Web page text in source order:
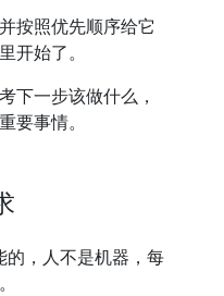
按照优先顺序给它
开始了。
下一步该做什么，
要事情。
的，人不是机器，每